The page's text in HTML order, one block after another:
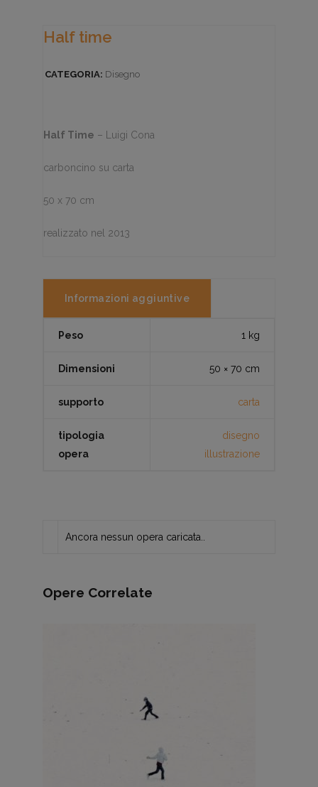
Half time
CATEGORIA: Disegno
Half Time – Luigi Cona
carboncino su carta
50 x 70 cm
realizzato nel 2013
Informazioni aggiuntive
Peso 1 kg
Dimensioni 50 × 70 cm
supporto carta
tipologia
opera
disegno
illustrazione
Ancora nessun opera caricata..
Opere Correlate